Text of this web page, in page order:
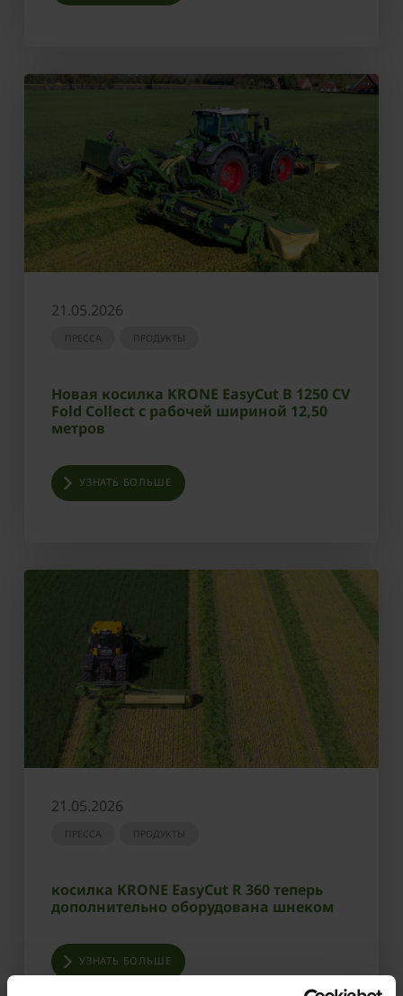
21.05.2026
ПРЕССА ПРОДУКТЫ
Новая косилка KRONE EasyCut B 1250 CV
Fold Collect с рабочей шириной 12,50
метров
УЗНАТЬ БОЛЬШЕ
21.05.2026
ПРЕССА ПРОДУКТЫ
косилка KRONE EasyCut R 360 теперь
дополнительно оборудована шнеком
УЗНАТЬ БОЛЬШЕ